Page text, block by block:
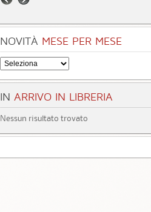
NOVITÀ MESE PER MESE
IN ARRIVO IN LIBRERIA
Nessun risultato trovato